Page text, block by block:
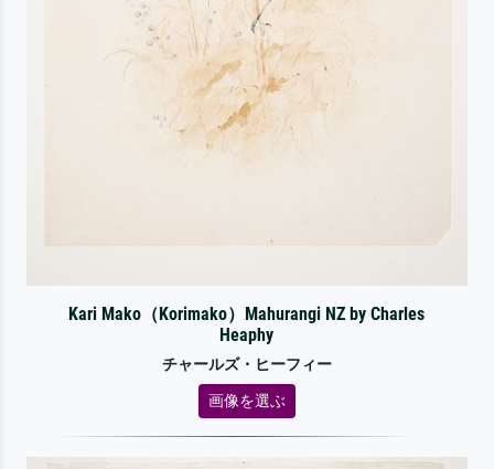
Kari Mako（Korimako）Mahurangi NZ by Charles
Heaphy
チャールズ・ヒーフィー
画像を選ぶ